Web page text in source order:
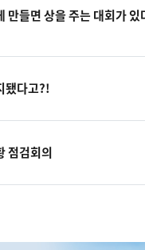
만들면 상을 주는 대회가 있
됐다고?!
점검회의